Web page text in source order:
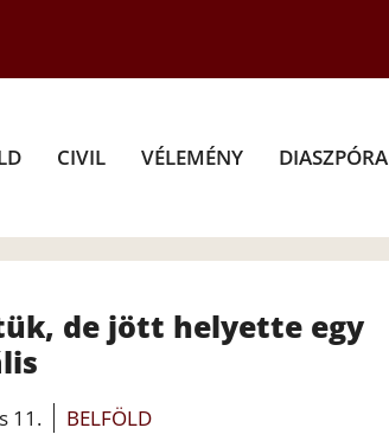
CIVIL VÉLEMÉNY DIASZPÓRA
de jött helyette egy
11. BELFÖLD